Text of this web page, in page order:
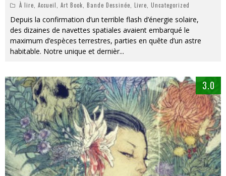
À lire Accueil Art Book Bande Dessinée Livre Uncategorized
Depuis la confirmation d’un terrible flash d’énergie solaire,
des dizaines de navettes spatiales avaient embarqué le
maximum d’espèces terrestres, parties en quête d’un astre
habitable. Notre unique et dernièr...
3.0